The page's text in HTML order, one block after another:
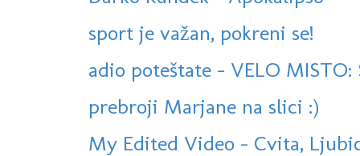
sport je važan, pokreni se!
adio poteštate - VELO MISTO:
prebroji Marjane na slici :)
My Edited Video - Cvita,